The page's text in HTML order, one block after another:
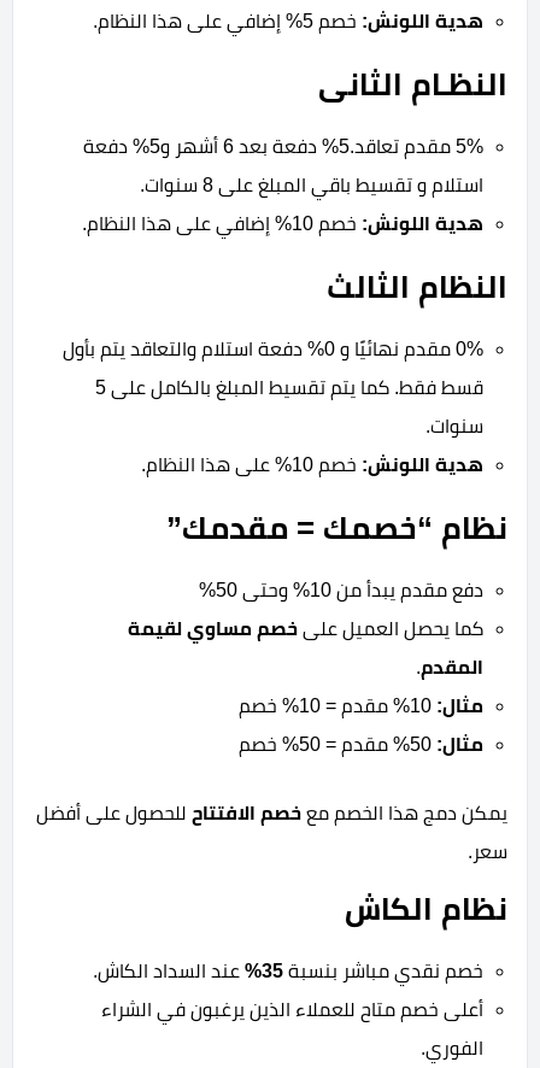
هدية اللونش: خصم 5% إضافي على هذا النظام.
النظـام الثانى
5% مقدم تعاقد. 5% دفعة بعد 6 أشهر و
5% دفعة
استلام و تقسيط باقي المبلغ على 8 سنوات.
هدية اللونش: خصم 10% إضافي على هذا النظام.
النظام الثالث
0% مقدم نهائيًا و 0% دفعة استلام و
التعاقد يتم بأول
قسط فقط. كما يتم تقسيط
المبلغ بالكامل على 5
سنوات.
هدية اللونش: خصم 10% على هذا النظام.
نظام “خصمك = مقدمك”
دفع مقدم يبدأ من 10% وحتى 50%
كما يحصل العميل على خصم مساوي لقيمة
المقدم.
مثال:
مثال:
يمكن دمج هذا الخصم مع خصم الافتتاح للحصول على أفضل
سعر.
نظام الكاش
خصم نقدي مباشر بنسبة 35%
عند السداد الكاش.
أعلى خصم متاح للعملاء الذين يرغبون في الشراء
الفوري.